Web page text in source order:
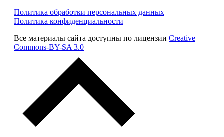
Политика обработки персональных данных
Политика конфиденциальности
Все материалы сайта доступны по лицензии Creative
Commons-BY-SA 3.0